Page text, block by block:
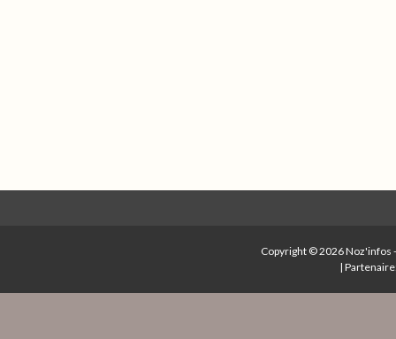
Copyright © 2026Noz'infos
|